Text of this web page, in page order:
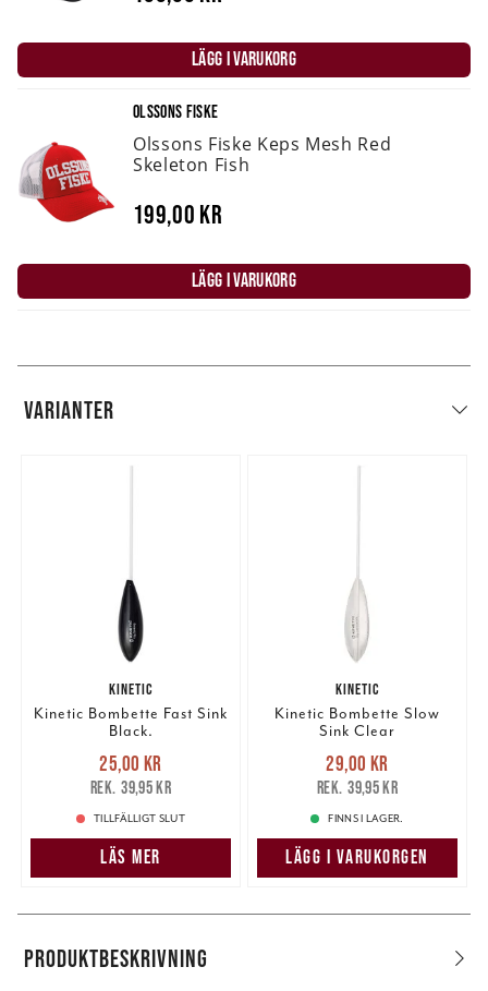
LÄGG I VARUKORG
OLSSONS FISKE
Olssons Fiske Keps Mesh Red
Skeleton Fish
199,00 kr
LÄGG I VARUKORG
VARIANTER
KINETIC
Kinetic Bombette Fast Sink
Black.
Nuvarande pris
25,00 krTidigare pris
39,95 kr
25,00 kr
39,95 kr
TILLFÄLLIGT SLUT
LÄS MER
KINETIC
Kinetic Bombette Slow
Sink Clear
Nuvarande pris
29,00 krTidigare pris
39,95 kr
29,00 kr
39,95 kr
FINNS I LAGER.
LÄGG I VARUKORGEN
PRODUKTBESKRIVNING